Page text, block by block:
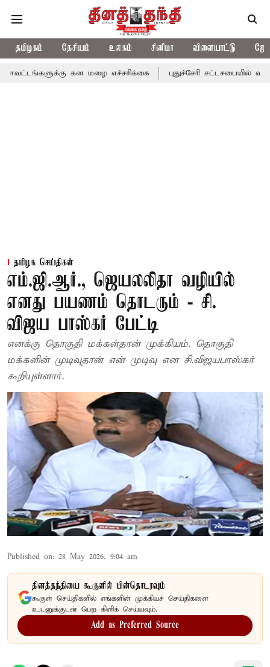
தமிழகம் தேசியம் உலகம் சினிமா விளையாட்டு
கன மழை எச்சரிக்கை புதுச்சேரி சட்டசபையில் வரும் 24ம்
தமிழக செய்திகள்
எம்.ஜி.ஆர்., ஜெயலலிதா வழியில்
எனது பயணம் தொடரும் - சி.
விஜய பாஸ்கர் பேட்டி
எனக்கு தொகுதி மக்கள்தான் முக்கியம். தொகுதி
மக்களின் முடிவுதான் என் முடிவு என சி.விஜயபாஸ்கர்
கூறியுள்ளார்.
Published on: 28 May 2026, 9:04 am
தினத்தந்தியை கூகுளில் பின்தொடரவும்
கூகுள் செய்திகளில் எங்களின் முக்கியச் செய்திகளை
உடனுக்குடன் பெற கிளிக் செய்யவும்.
Add as Preferred Source